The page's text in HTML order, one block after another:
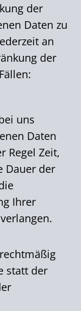
der
Daten zu
an
der
uns
Daten
Regel Zeit,
Dauer der
Ihrer
statt der